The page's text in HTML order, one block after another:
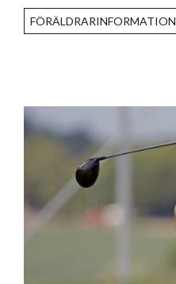
FÖRÄLDRARINFORMATION